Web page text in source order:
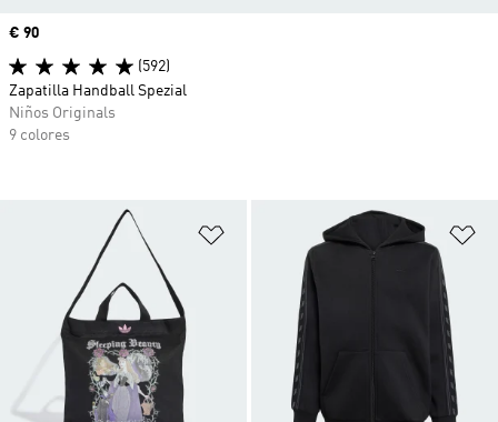
Añadir a la lista de deseos
Precio
€ 90
(592)
Zapatilla Handball Spezial
Niños Originals
9 colores